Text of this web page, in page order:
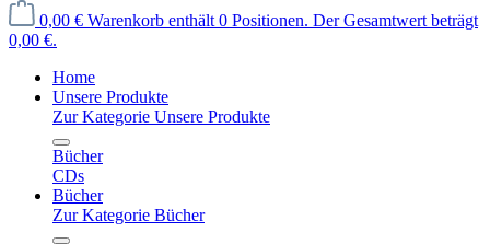
0,00 € Warenkorb enthält 0 Positionen. Der Gesamtwert beträgt
0,00 €.
Home
Unsere Produkte
Zur Kategorie Unsere Produkte
Bücher
CDs
Bücher
Zur Kategorie Bücher